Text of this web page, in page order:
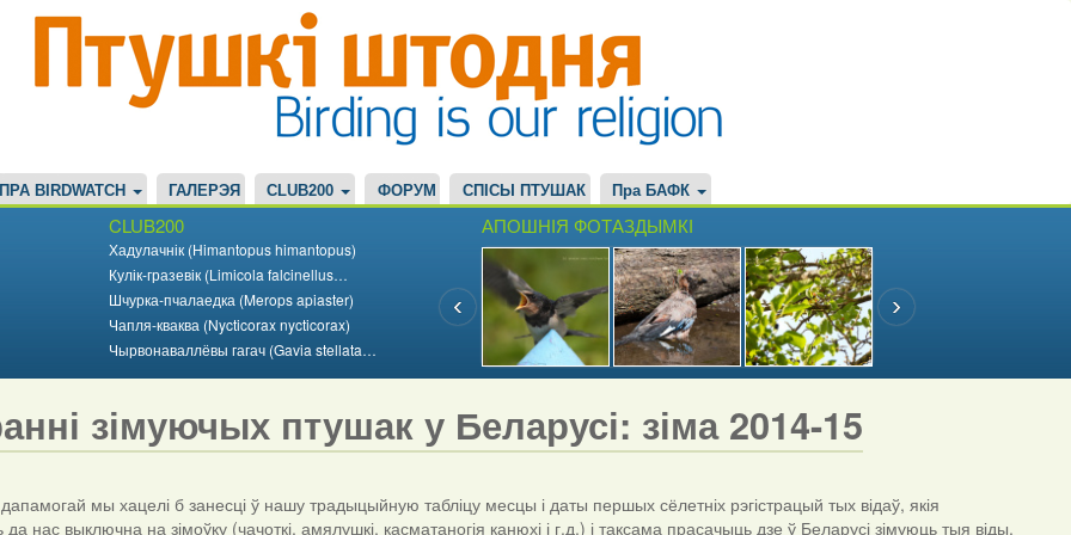
ПРА BIRDWATCH ГАЛЕРЭЯ CLUB200 ФОРУМ СПІСЫ ПТУШАК Пра БАФК
CLUB200
Хадулачнік (Himantopus himantopus)
Кулік-гразевік (Limicola falcinellus…
Шчурка-пчалаедка (Merops apiaster)
Чапля-кваква (Nycticorax nycticorax)
Чырвонаваллёвы гагач (Gavia stellata…
АПОШНІЯ ФОТАЗДЫМКІ
зімуючых птушак у Беларусі: зіма 2014-15
мы хацелі б занесці ў нашу традыцыйную табліцу месцы і даты першых сёлетніх рэгістрацый тых відаў, якія
нас выключна на зімоўку (чачоткі, амялушкі, касматаногія канюхі і г.д.) і таксама прасачыць дзе ў Беларусі зімуюць тыя віды,